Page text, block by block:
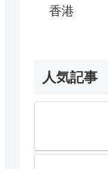
香港
人気記事